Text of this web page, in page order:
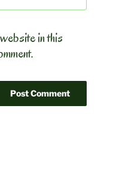
in this